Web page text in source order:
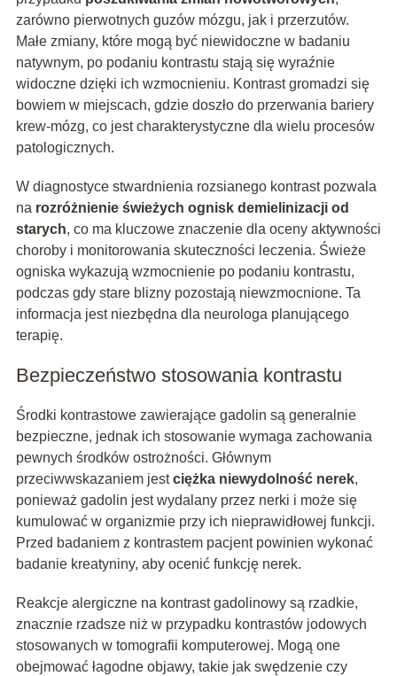
zarówno pierwotnych guzów mózgu, jak i przerzutów.
Małe zmiany, które mogą być niewidoczne w badaniu
natywnym, po podaniu kontrastu stają się wyraźnie
widoczne dzięki ich wzmocnieniu. Kontrast gromadzi się
bowiem w miejscach, gdzie doszło do przerwania bariery
krew-mózg, co jest charakterystyczne dla wielu procesów
patologicznych.
W diagnostyce stwardnienia rozsianego kontrast pozwala
na rozróżnienie świeżych ognisk demielinizacji od
starych, co ma kluczowe znaczenie dla oceny aktywności
choroby i monitorowania skuteczności leczenia. Świeże
ogniska wykazują wzmocnienie po podaniu kontrastu,
podczas gdy stare blizny pozostają niewzmocnione. Ta
informacja jest niezbędna dla neurologa planującego
terapię.
Bezpieczeństwo stosowania kontrastu
Środki kontrastowe zawierające gadolin są generalnie
bezpieczne, jednak ich stosowanie wymaga zachowania
pewnych środków ostrożności. Głównym
przeciwwskazaniem jestciężka niewydolność nerek,
ponieważ gadolin jest wydalany przez nerki i może się
kumulować w organizmie przy ich nieprawidłowej funkcji.
Przed badaniem z kontrastem pacjent powinien wykonać
badanie kreatyniny, aby ocenić funkcję nerek.
Reakcje alergiczne na kontrast gadolinowy są rzadkie,
znacznie rzadsze niż w przypadku kontrastów jodowych
stosowanych w tomografii komputerowej. Mogą one
obejmować łagodne objawy, takie jak swędzenie czy